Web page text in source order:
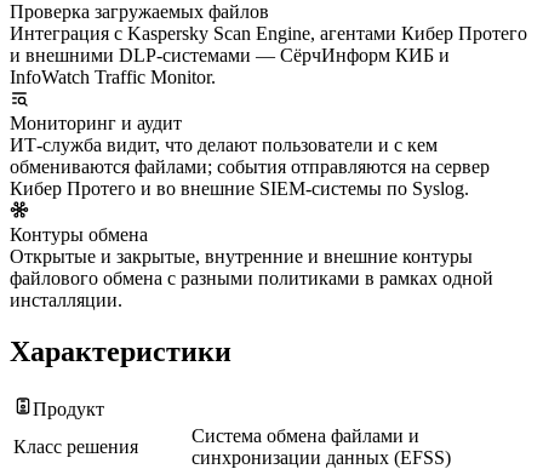
Проверка загружаемых файлов
Интеграция с Kaspersky Scan Engine, агентами Кибер Протего
и внешними DLP-системами — СёрчИнформ КИБ и
InfoWatch Traffic Monitor.
Мониторинг и аудит
ИТ-служба видит, что делают пользователи и с кем
обмениваются файлами; события отправляются на сервер
Кибер Протего и во внешние SIEM-системы по Syslog.
Контуры обмена
Открытые и закрытые, внутренние и внешние контуры
файлового обмена с разными политиками в рамках одной
инсталляции.
Характеристики
Продукт
Класс решения
Система обмена файлами и
синхронизации данных (EFSS)